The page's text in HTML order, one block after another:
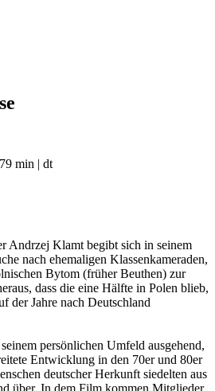
min | dt
Andrzej Klamt begibt sich in seinem
nach ehemaligen Klassenkameraden,
Bytom (früher Beuthen) zur
dass die eine Hälfte in Polen blieb,
der Jahre nach Deutschland
persönlichen Umfeld ausgehend,
Entwicklung in den 70er und 80er
deutscher Herkunft siedelten aus
über. In dem Film kommen Mitglieder